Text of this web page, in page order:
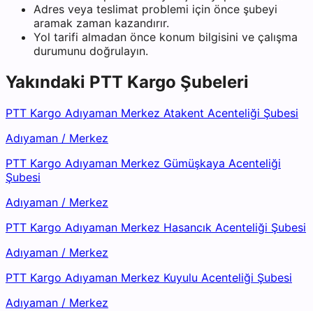
Adres veya teslimat problemi için önce şubeyi
aramak zaman kazandırır.
Yol tarifi almadan önce konum bilgisini ve çalışma
durumunu doğrulayın.
Yakındaki PTT Kargo Şubeleri
PTT Kargo Adıyaman Merkez Atakent Acenteliği Şubesi
Adıyaman / Merkez
PTT Kargo Adıyaman Merkez Gümüşkaya Acenteliği
Şubesi
Adıyaman / Merkez
PTT Kargo Adıyaman Merkez Hasancık Acenteliği Şubesi
Adıyaman / Merkez
PTT Kargo Adıyaman Merkez Kuyulu Acenteliği Şubesi
Adıyaman / Merkez